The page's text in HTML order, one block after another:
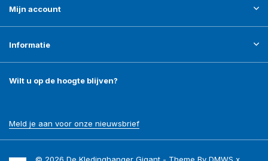
Mijn account
Informatie
Wilt u op de hoogte blijven?
Meld je aan voor onze nieuwsbrief